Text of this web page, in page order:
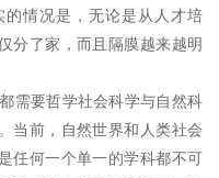
情况是，无论是从人才培
分了家，而且隔膜越来越明
需要哲学社会科学与自然科
当前，自然世界和人类社会
任何一个单一的学科都不可